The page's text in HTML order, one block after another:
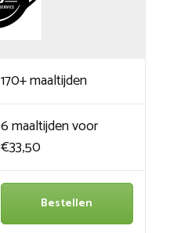
170+ maaltijden
6 maaltijden voor
€33,50
Bestellen